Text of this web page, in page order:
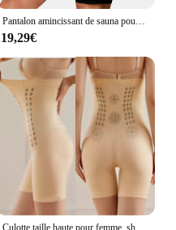
Pantalon amincissant de sauna pour femme, taille longue, entraîneur de sueur, perte de poids thermo chaude, short Eva de graisse, leggings de compression, tondeuse
19,29€
Culotte taille haute pour femme, short moulant, respirant, resserrement, court saillant, corsets brillants pour le corps